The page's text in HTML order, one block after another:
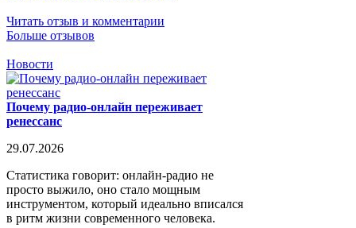
Читать отзыв и комментарии
Больше отзывов
Новости
Почему радио-онлайн переживает
ренессанс
29.07.2026
Статистика говорит: онлайн-радио не
просто выжило, оно стало мощным
инструментом, который идеально вписался
в ритм жизни современного человека.